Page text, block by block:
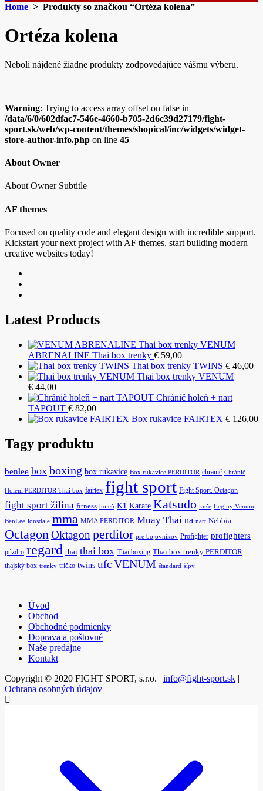
Home > Produkty so značkou “Ortéza kolena”
Ortéza kolena
Neboli nájdené žiadne produkty zodpovedajúce vášmu výberu.
Warning: Trying to access array offset on false in
/data/6/0/602dfac7-546e-4660-b705-2d6c39d27179/fight-
sport.sk/web/wp-content/themes/shopical/inc/widgets/widget-
store-author-info.php on line 45
About Owner
About Owner Subtitle
AF themes
Focused on quality code and elegant design with incredible support.
Kickstart your next project with AF themes, start building modern
creative websites today!
Latest Products
VENUM
ABRENALINE Thai box trenky € 59,00
Thai box trenky TWINS € 46,00
Thai box trenky VENUM
€ 44,00
Chránič holeň + nart
TAPOUT € 82,00
Box rukavice FAIRTEX € 126,00
Tagy produktu
benlee box boxing box rukavice Box rukavice PERDITOR chranič Chránič
Holení PERDITOR Thai box fairtex fight sport Fight Sport. Octagon
fight sport žilina fitness holeň K1 Karate Katsudo kuše Legíny Venum
BenLee lonsdale mma MMA PERDITOR Muay Thai na nart Nebbia
Octagon Oktagon perditor pre bojovníkov Profighter profighters
púzdro regard thai thai box Thai boxing Thai box trenky PERDITOR
thajský box trenky tričko twins ufcVENUM štandard šípy
Úvod
Obchod
Obchodné podmienky
Doprava a poštovné
Naše predajne
Kontakt
Copyright © 2020 FIGHT SPORT, s.r.o. | info@fight-sport.sk |
Ochrana osobných údajov